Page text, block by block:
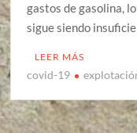
gastos de gasolina,
sigue siendo
LEER MÁS
covid-19